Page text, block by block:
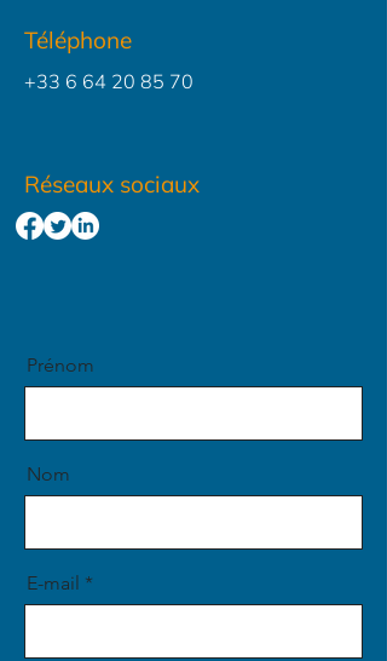
Téléphone
+33 6 64 20 85 70
Réseaux sociaux
Prénom
Nom
E-mail